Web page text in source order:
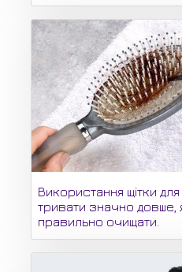
Використання щітки
тривати значно довше,
правильно очищати.